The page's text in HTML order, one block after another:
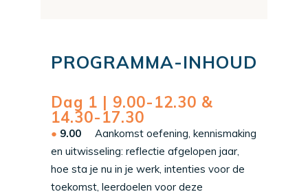
PROGRAMMA-INHOUD
Dag 1 | 9.00-12.30 &
14.30-17.30
9.00 Aankomst oefening, kennismaking
en uitwisseling: reflectie afgelopen jaar,
hoe sta je nu in je werk, intenties voor de
toekomst, leerdoelen voor deze